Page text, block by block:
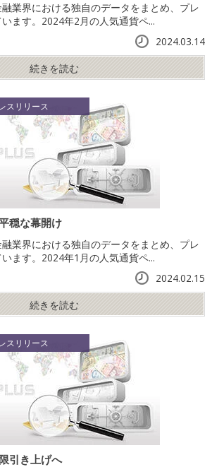
業界における独自のデータをまとめ、プレ
ます。2024年2月の人気通貨ペ...
2024.03.14
続きを読む
スリリース
穏な幕開け
業界における独自のデータをまとめ、プレ
ます。2024年1月の人気通貨ペ...
2024.02.15
続きを読む
スリリース
引き上げへ